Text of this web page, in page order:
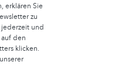
erklären Sie
zu
und
den
klicken.